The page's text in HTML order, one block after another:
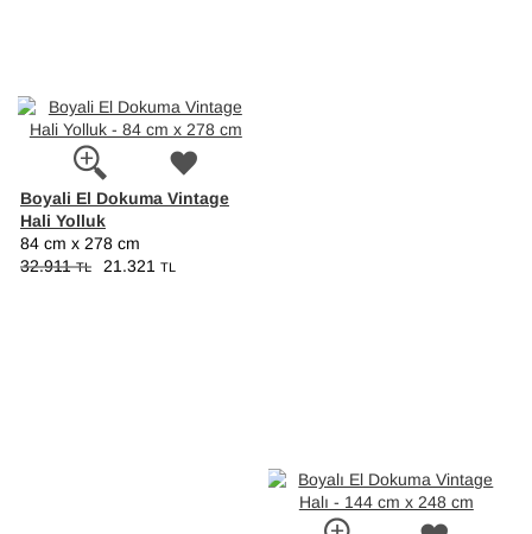
Boyali El Dokuma Vintage
Hali Yolluk
84 cm x 278 cm
32.911TL 21.321 TL